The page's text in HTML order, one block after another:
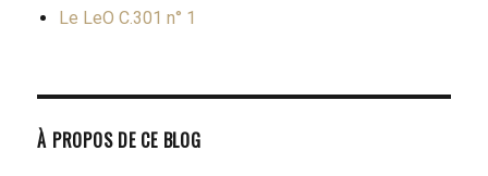
Le LeO C.301 n° 1
À PROPOS DE CE BLOG